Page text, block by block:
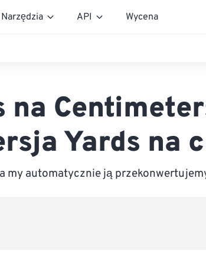
Narzędzia API Wycena
na
Yards na
my automatycznie ją